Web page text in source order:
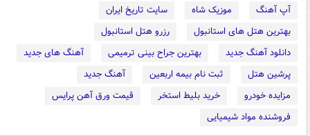
آپ آهنگ موزیک شاه
سایت تاریخ ایران
بهترین هتل های استانبول
رزرو هتل استانبول
دانلود آهنگ جدید
بهترین جراح بینی ترمیمی
آهنگ های جدید
پرشین هتل
ثبت نام بیمه اربعین
آهنگ جدید
مزایده خودرو
خرید بلیط استخر
قیمت ورق آهن پرایس
فروشنده مواد شیمیایی